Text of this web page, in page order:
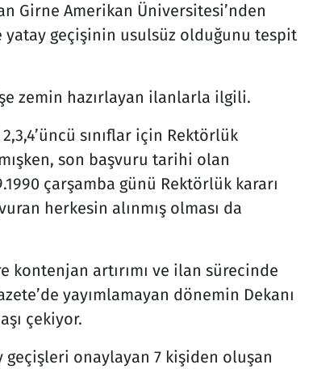
Girne Amerikan Üniversitesi’nden
yatay geçişinin usulsüz olduğunu tespit
zemin hazırlayan ilanlarla ilgili.
sınıflar için Rektörlük
son başvuru tarihi olan
çarşamba günü Rektörlük kararı
herkesin alınmış olması da
kontenjan artırımı ve ilan sürecinde
yayımlamayan dönemin Dekanı
çekiyor.
geçişleri onaylayan 7 kişiden oluşan